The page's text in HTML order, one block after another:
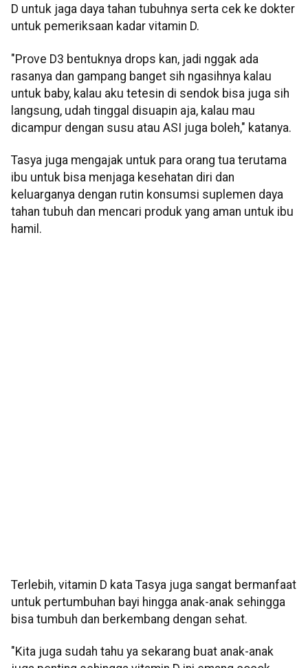
D untuk jaga daya tahan tubuhnya serta cek ke dokter
untuk pemeriksaan kadar vitamin D.
"Prove D3 bentuknya drops kan, jadi nggak ada
rasanya dan gampang banget sih ngasihnya kalau
untuk baby, kalau aku tetesin di sendok bisa juga sih
langsung, udah tinggal disuapin aja, kalau mau
dicampur dengan susu atau ASI juga boleh," katanya.
Tasya juga mengajak untuk para orang tua terutama
ibu untuk bisa menjaga kesehatan diri dan
keluarganya dengan rutin konsumsi suplemen daya
tahan tubuh dan mencari produk yang aman untuk ibu
hamil.
Terlebih, vitamin D kata Tasya juga sangat bermanfaat
untuk pertumbuhan bayi hingga anak-anak sehingga
bisa tumbuh dan berkembang dengan sehat.
"Kita juga sudah tahu ya sekarang buat anak-anak